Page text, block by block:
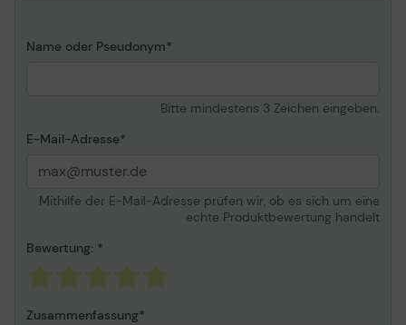
Name oder Pseudonym
Bitte mindestens 3 Zeichen eingeben.
E-Mail-Adresse
Mithilfe der E-Mail-Adresse prüfen wir, ob es sich um eine
echte Produktbewertung handelt
Bewertung:
Zusammenfassung